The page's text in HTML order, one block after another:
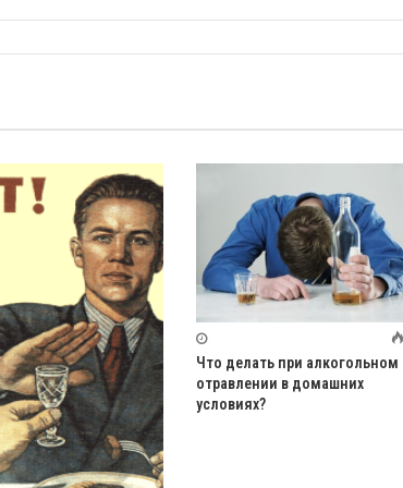
Что делать при алкогольном
отравлении в домашних
условиях?